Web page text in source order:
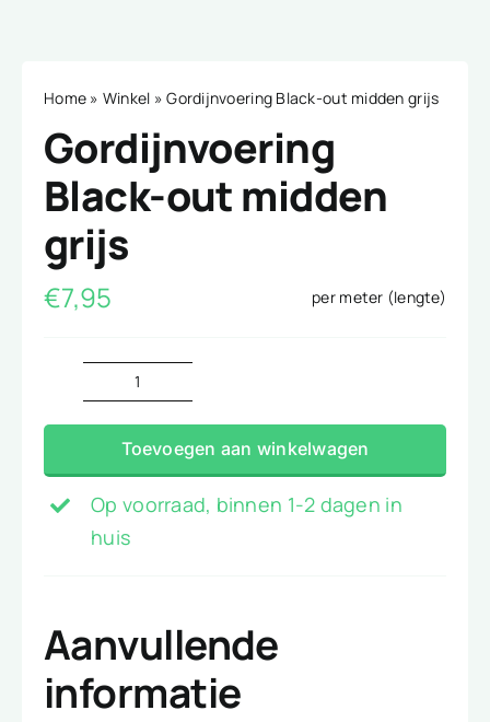
Home » Winkel »Gordijnvoering Black-out midden grijs
Gordijnvoering
Black-out midden
grijs
€7,95 per meter (lengte)
Gordijnvoering
Black-
out
midden
grijs
Toevoegen aan winkelwagen
Op voorraad, binnen 1-2 dagen in
huis
Aanvullende
informatie